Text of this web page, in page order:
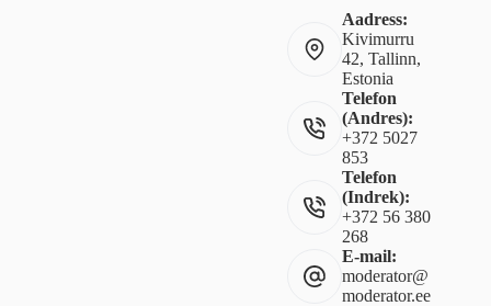
Aadress:
Kivimurru
42, Tallinn,
Estonia
Telefon
(Andres):
+372 5027
853
Telefon
(Indrek):
+372 56 380
268
E-mail:
moderator@
moderator.ee